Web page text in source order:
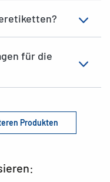
für die
Produkten